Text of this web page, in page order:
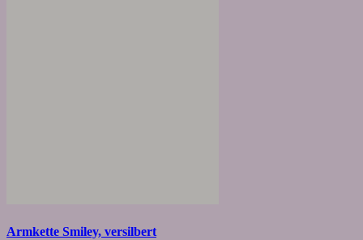
Armkette Smiley, versilbert